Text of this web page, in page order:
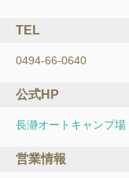
TEL
0494-66-0640
公式HP
長瀞オートキャンプ場
営業情報